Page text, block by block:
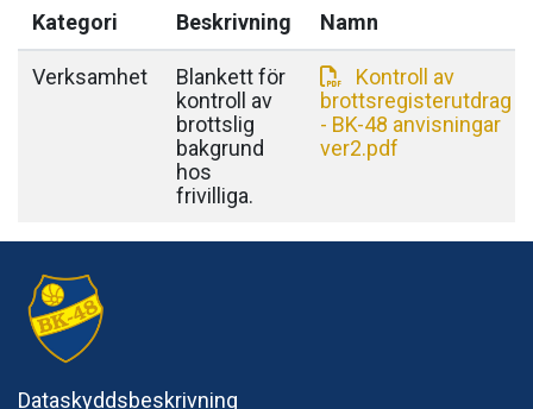
Kategori Beskrivning Namn
Verksamhet
Blankett för
kontroll av
brottslig
bakgrund
hos
frivilliga.
Kontroll av
brottsregisterutdrag
- BK-48 anvisningar
ver2.pdf
Dataskyddsbeskrivning